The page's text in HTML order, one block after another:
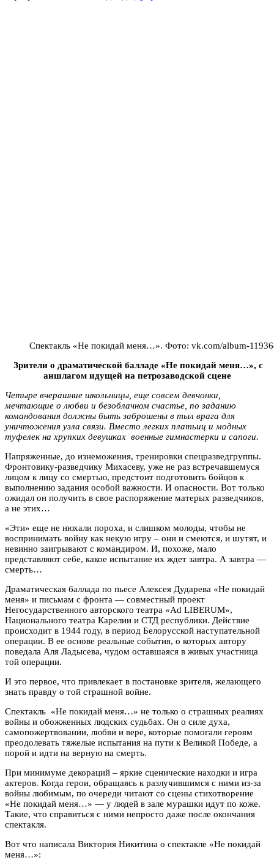
Спектакль «Не покидай меня…». Фото: vk.com/album-
Зрители о драматической балладе «Не покидай меня…», с
аншлагом идущей на петрозаводской сцене
Четыре вчерашние школьницы, еще совсем девчонки,
мечтающие о любви и безоблачном счастье, по заданию
командования должны быть заброшены в тыл врага для
уничтожения узла связи. Вместо легких платьиц и модных
туфелек на хрупких девушках военные гимнастерки и сапоги.
Напряженные, до изнеможения, тренировки спецразведгруппы.
Фронтовику-разведчику Михасеву, уже не раз встречавшемуся
лицом к лицу со смертью, предстоит подготовить бойцов к
выполнению задания особой важности. И опасности. Вот только
ожидал он получить в свое распоряжение матерых разведчиков,
а не этих…
«Эти» еще не нюхали пороха, и слишком молоды, чтобы не
воспринимать войну как некую игру – они и смеются, и шутят, и
невинно заигрывают с командиром. И, похоже, мало
представляют себе, какое испытание их ждет завтра. А завтра —
смерть…
Драматическая баллада по пьесе Алексея Дударева «Не покидай
меня» и письмам с фронта — совместный проект
Негосударственного авторского театра «Ad LIBERUM»,
Национального театра Карелии и СТД республики. Действие
происходит в 1944 году, в период Белорусской наступательной
операции. В ее основе реальные события, о которых автору
поведала Аля Ладысева, чудом оставшаяся в живых участница
той операции.
И это первое, что привлекает в постановке зрителя, желающего
знать правду о той страшной войне.
Спектакль «Не покидай меня…» не только о страшных реалиях
войны и обожженных людских судьбах. Он о силе духа,
самопожертвовании, любви и вере, которые помогали героям
преодолевать тяжелые испытания на пути к Великой Победе, а
порой и идти на верную на смерть.
При минимуме декораций – яркие сценические находки и игра
актеров. Когда герои, обращаясь к разлучившимся с ними из-за
войны любимым, по очереди читают со сцены стихотворение
«Не покидай меня…» — у людей в зале мурашки идут по коже.
Такие, что справиться с ними непросто даже после окончания
спектакля.
Вот что написала Виктория Никитина о спектакле «Не покидай
меня…»: